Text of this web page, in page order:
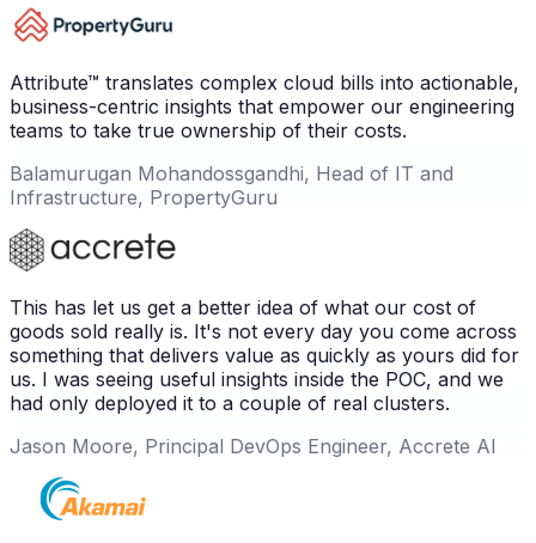
Attribute™ translates complex cloud bills into actionable,
business-centric insights that empower our engineering
teams to take true ownership of their costs.
Balamurugan Mohandossgandhi, Head of IT and
Infrastructure, PropertyGuru
This has let us get a better idea of what our cost of
goods sold really is. It's not every day you come across
something that delivers value as quickly as yours did for
us. I was seeing useful insights inside the POC, and we
had only deployed it to a couple of real clusters.
Jason Moore, Principal DevOps Engineer, Accrete AI